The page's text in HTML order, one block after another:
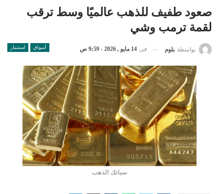
صعود طفيف للذهب عالميًا وسط ترقب
لقمة ترمب وشي
أسواق استثمار بواسطة بلوم في 14 مايو , 2026 - 9:59 ص
سبائك الذهب